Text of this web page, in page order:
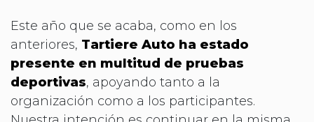
Este año que se acaba, como en los
anteriores, Tartiere Auto ha estado
presente en multitud de pruebas
deportivas, apoyando tanto a la
organización como a los participantes.